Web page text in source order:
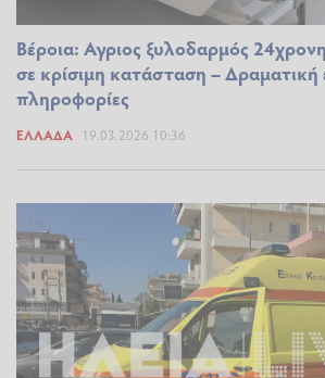
Βέροια: Αγριος ξυλοδαρμός
σε κρίσιμη κατάσταση – Δραματική
πληροφορίες
ΕΛΛΆΔΑ 19.03.2026 10:36